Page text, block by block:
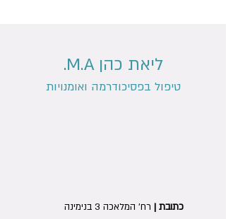
כתובת | רח' המלאכה 3 בנימינה
ליאת כהן M.A.
טיפול בפסיכודרמה ואומנויות